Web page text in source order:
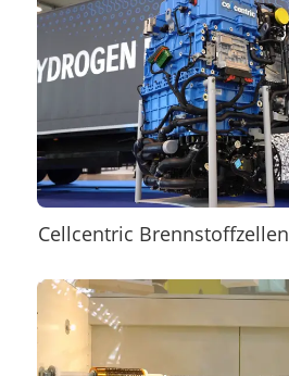
Cellcentric Brennstoffzellen